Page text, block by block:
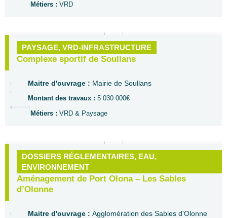
Métiers : VRD
PAYSAGE, VRD-INFRASTRUCTURE
Complexe sportif de Soullans
Maitre d'ouvrage : Mairie de Soullans
Montant des travaux : 5 030 000€
Métiers : VRD & Paysage
DOSSIERS RÉGLEMENTAIRES, EAU,
ENVIRONNEMENT
Aménagement de Port Olona – Les Sables
d’Olonne
Maitre d'ouvrage : Agglomération des Sables d'Olonne